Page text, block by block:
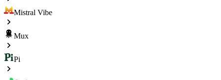
Mistral Vibe
Mux
Pi